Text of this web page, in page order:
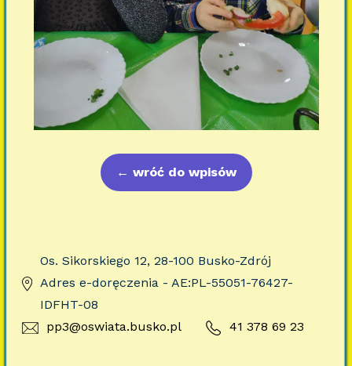
← wróć do wpisów
Os. Sikorskiego 12, 28-100 Busko-Zdrój
Adres e-doręczenia - AE:PL-55051-76427-
IDFHT-08
pp3@oswiata.busko.pl
41 378 69 23